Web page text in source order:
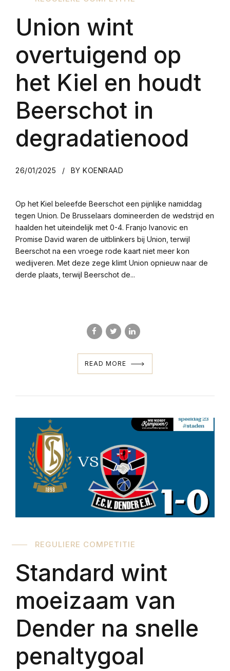
Union wint
overtuigend op
het Kiel en houdt
Beerschot in
degradatienood
26/01/2025 BY KOENRAAD
Op het Kiel beleefde Beerschot een pijnlijke namiddag
tegen Union. De Brusselaars domineerden de wedstrijd en
haalden het uiteindelijk met 0-4. Franjo Ivanovic en
Promise David waren de uitblinkers bij Union, terwijl
Beerschot na een vroege rode kaart niet meer kon
wedijveren. Met deze zege klimt Union opnieuw naar de
derde plaats, terwijl Beerschot de...
READ MORE
REGULIERE COMPETITIE
Standard wint
moeizaam van
Dender na snelle
penaltygoal